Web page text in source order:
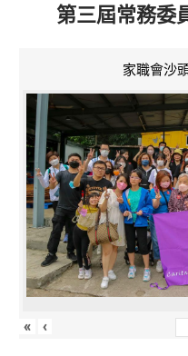
第三屆常務
家職會沙
« ‹